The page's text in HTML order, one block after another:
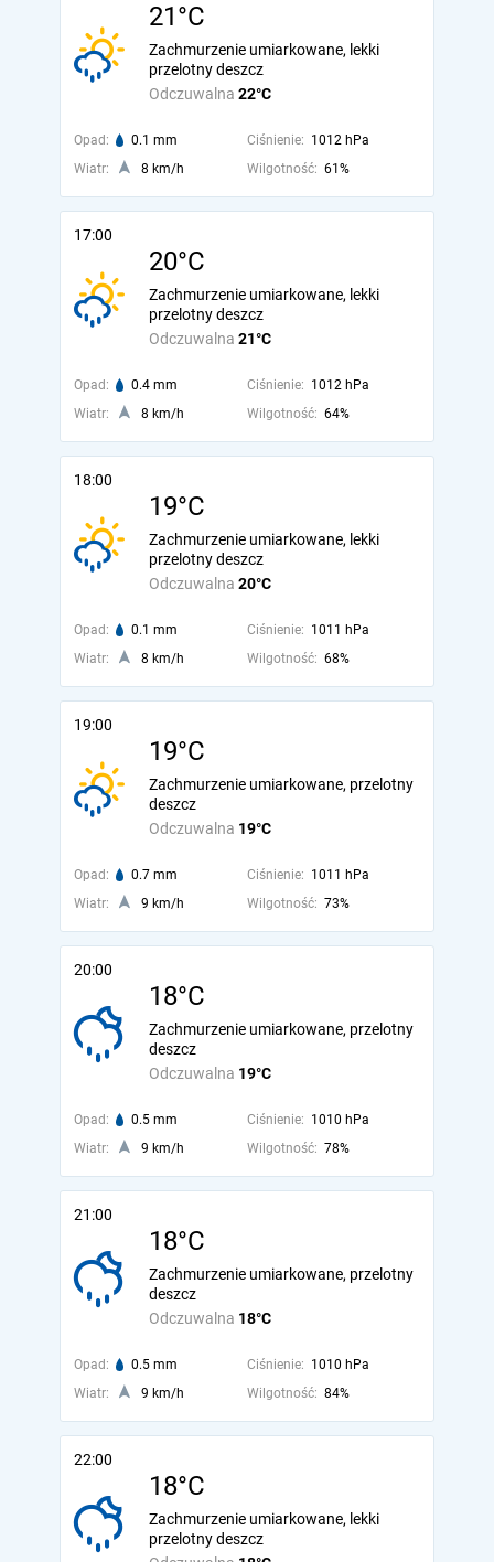
21°C
Odczuwalna 22°C
Zachmurzenie umiarkowane, lekki
przelotny deszcz
Opad: 0.1 mm Ciśnienie: 1012 hPa
Wiatr:
8 km/h Wilgotność: 61%
17:00
20°C
Odczuwalna 21°C
Zachmurzenie umiarkowane, lekki
przelotny deszcz
Opad: 0.4 mm Ciśnienie: 1012 hPa
Wiatr:
8 km/h Wilgotność: 64%
18:00
19°C
Odczuwalna 20°C
Zachmurzenie umiarkowane, lekki
przelotny deszcz
Opad: 0.1 mm Ciśnienie: 1011 hPa
Wiatr:
8 km/h Wilgotność: 68%
19:00
19°C
Odczuwalna 19°C
Zachmurzenie umiarkowane, przelotny
deszcz
Opad: 0.7 mm Ciśnienie: 1011 hPa
Wiatr:
9 km/h Wilgotność: 73%
20:00
18°C
Odczuwalna 19°C
Zachmurzenie umiarkowane, przelotny
deszcz
Opad: 0.5 mm Ciśnienie: 1010 hPa
Wiatr:
9 km/h Wilgotność: 78%
21:00
18°C
Odczuwalna 18°C
Zachmurzenie umiarkowane, przelotny
deszcz
Opad: 0.5 mm Ciśnienie: 1010 hPa
Wiatr:
9 km/h Wilgotność: 84%
22:00
18°C
Zachmurzenie umiarkowane, lekki
przelotny deszcz